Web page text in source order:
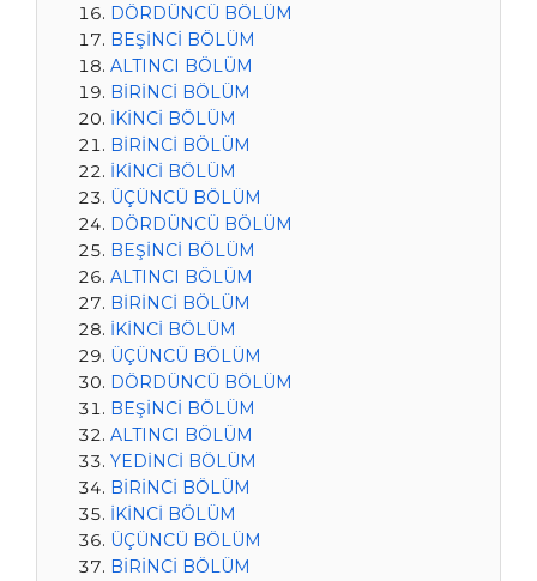
DÖRDÜNCÜ BÖLÜM
BEŞİNCİ BÖLÜM
ALTINCI BÖLÜM
BİRİNCİ BÖLÜM
İKİNCİ BÖLÜM
BİRİNCİ BÖLÜM
İKİNCİ BÖLÜM
ÜÇÜNCÜ BÖLÜM
DÖRDÜNCÜ BÖLÜM
BEŞİNCİ BÖLÜM
ALTINCI BÖLÜM
BİRİNCİ BÖLÜM
İKİNCİ BÖLÜM
ÜÇÜNCÜ BÖLÜM
DÖRDÜNCÜ BÖLÜM
BEŞİNCİ BÖLÜM
ALTINCI BÖLÜM
YEDİNCİ BÖLÜM
BİRİNCİ BÖLÜM
İKİNCİ BÖLÜM
ÜÇÜNCÜ BÖLÜM
BİRİNCİ BÖLÜM